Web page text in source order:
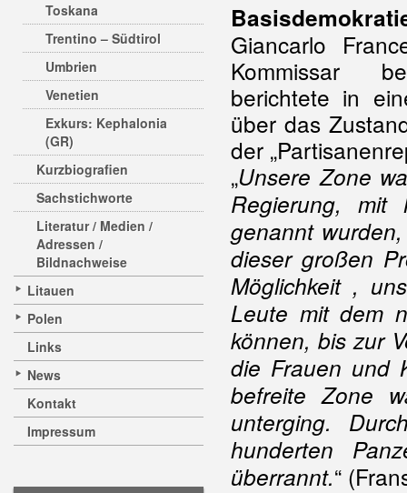
Toskana
Trentino – Südtirol
Umbrien
Venetien
Exkurs: Kephalonia
(GR)
Kurzbiografien
Sachstichworte
Literatur / Medien /
Adressen /
Bildnachweise
Litauen
Polen
Links
News
Kontakt
Impressum
Giancarlo
Kommissar
berichtete in
über das
der
„Unsere Zone
Regierung, mit
genannt
dieser großen
Möglichkeit ,
Leute mit dem
können, bis zur
die Frauen und
befreite Zone
unterging.
hunderten
überrannt.“